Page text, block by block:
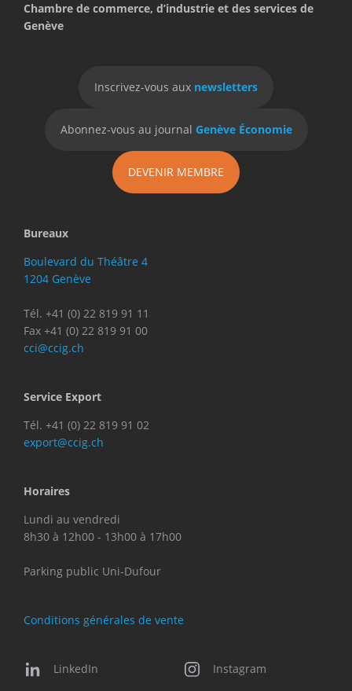
Chambre de commerce, d’industrie et des services de
Genève
Inscrivez-vous aux newsletters
Abonnez-vous au journal Genève Économie
DEVENIR MEMBRE
Bureaux
Boulevard du Théâtre 4
1204 Genève
Tél. +41 (0) 22 819 91 11
Fax +41 (0) 22 819 91 00
cci@ccig.ch
Service Export
Tél. +41 (0) 22 819 91 02
export@ccig.ch
Horaires
Lundi au vendredi
8h30 à 12h00 - 13h00 à 17h00
Parking public Uni-Dufour
Conditions générales de vente
LinkedIn Instagram